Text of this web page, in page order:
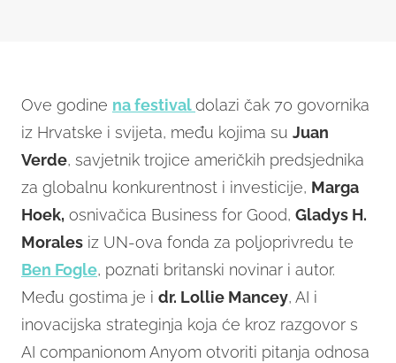
Ove godine na festivaldolazi čak 70 govornika
iz Hrvatske i svijeta, među kojima su Juan
Verde, savjetnik trojice američkih predsjednika
za globalnu konkurentnost i investicije, Marga
Hoek, osnivačica Business for Good, Gladys H.
Morales iz UN-ova fonda za poljoprivredu te
Ben Fogle, poznati britanski novinar i autor.
Među gostima je i dr. Lollie Mancey, AI i
inovacijska strateginja koja će kroz razgovor s
AI companionom Anyom otvoriti pitanja odnosa